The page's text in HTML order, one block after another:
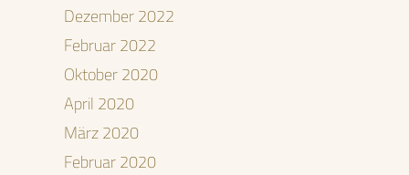
Dezember 2022
Februar 2022
Oktober 2020
April 2020
März 2020
Februar 2020